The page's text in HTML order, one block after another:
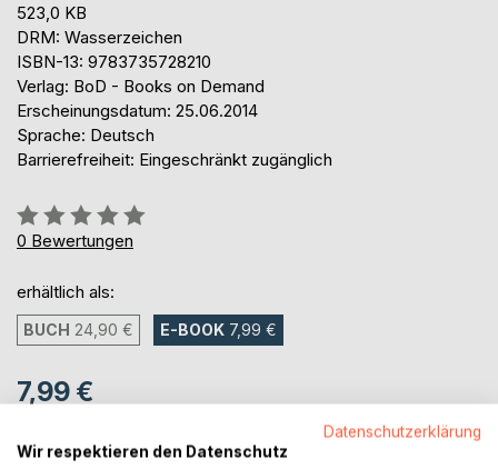
523,0 KB
DRM: Wasserzeichen
ISBN-13: 9783735728210
Verlag: BoD - Books on Demand
Erscheinungsdatum: 25.06.2014
Sprache: Deutsch
Barrierefreiheit: Eingeschränkt zugänglich
Bewertung::
0%
0 Bewertungen
erhältlich als:
BUCH 24,90 € E-BOOK 7,99 €
7,99 €
sofort verfügbar als Download
Datenschutzerklärung
Wir respektieren den Datenschutz